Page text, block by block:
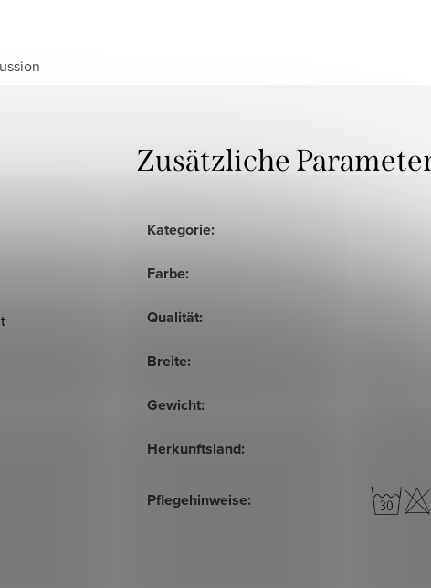
Zusätzliche
Kategorie:
Farbe:
Qualität:
Breite:
Gewicht:
Herkunftsland:
Pflegehinweise: